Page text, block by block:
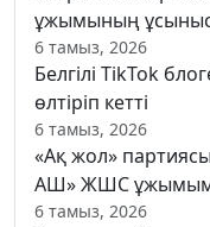
ұжымының
6 тамыз, 2026
Белгілі TikTok
өлтіріп кетті
6 тамыз, 2026
«Ақ жол»
АШ» ЖШС
6 тамыз, 2026